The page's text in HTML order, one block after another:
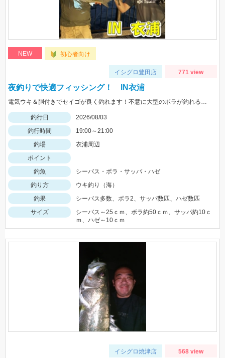
NEW 初心者向け
イシグロ豊田店 771 view
夜釣りで快適フィッシング！ IN衣浦
電気ウキ＆胴付きでセイゴが良く釣れます！不意に大型のボラが釣れることもあるので、ネットがあると安心です。
釣行日
2026/08/03
釣行時間
19:00～21:00
釣場
衣浦周辺
ポイント
釣魚
シーバス・ボラ・サッパ・ハゼ
釣り方
ウキ釣り（海）
釣果
シーバス多数、ボラ2、サッパ数匹、ハゼ数匹
サイズ
シーバス～25ｃｍ、ボラ約50ｃｍ、サッパ約10ｃ
ｍ、ハゼ～10ｃｍ
イシグロ焼津店 568 view